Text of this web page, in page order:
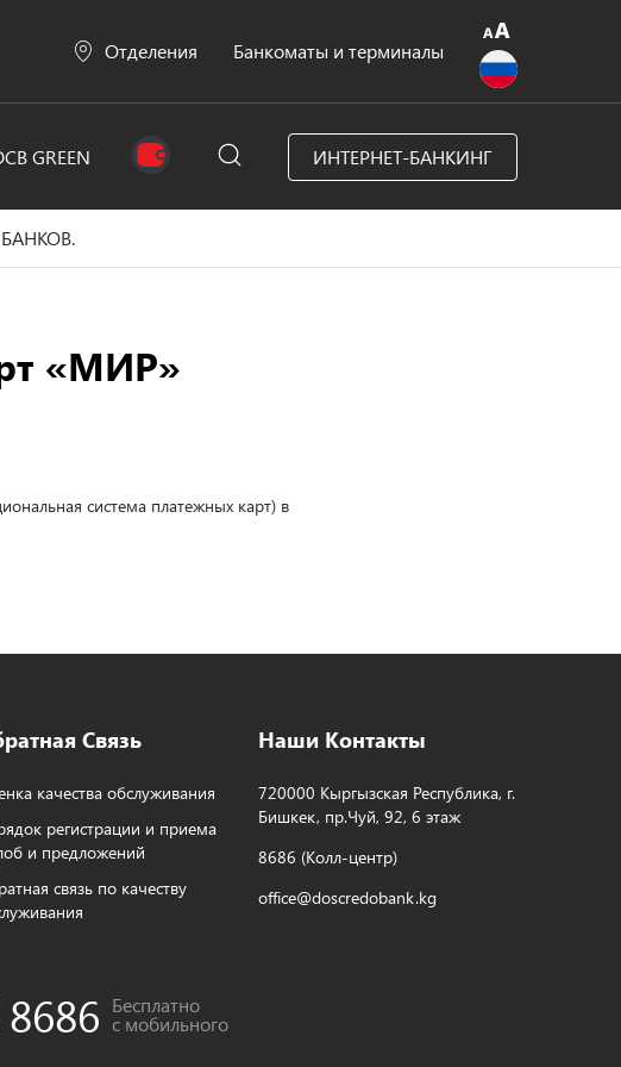
Отделения Банкоматы и терминалы
GREEN ИНТЕРНЕТ-БАНКИНГ
«МИР»
система платежных карт) в
Связь
качества обслуживания
регистрации и приема
и предложений
связь по качеству
8686 Бесплатно
с мобильного
Наши Контакты
720000 Кыргызская Республика, г.
Бишкек, пр.Чуй, 92, 6 этаж
8686 (Колл-центр)
office@doscredobank.kg